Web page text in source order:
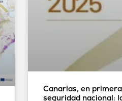
Canarias, en
seguridad nacional: